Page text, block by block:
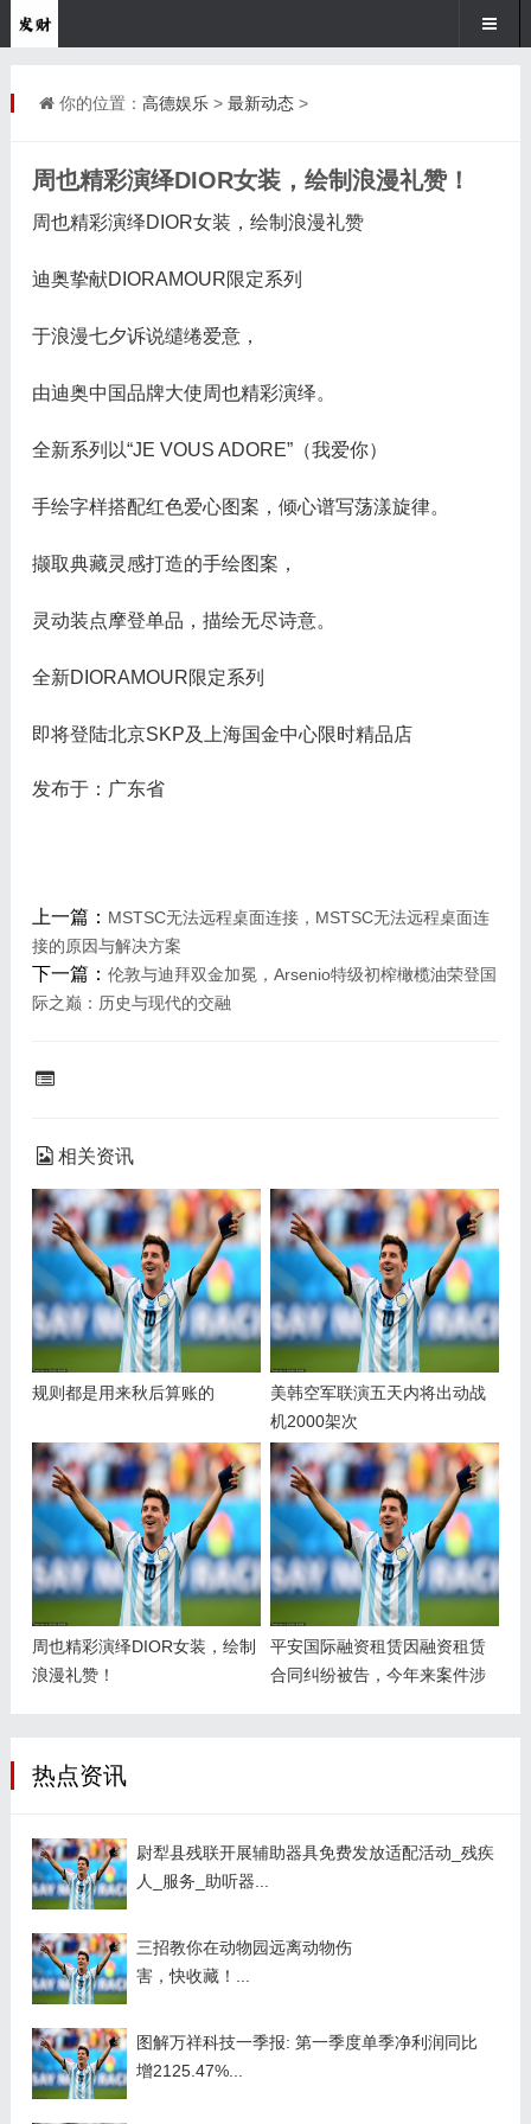
你的位置： 高德娱乐> 最新动态>
周也精彩演绎DIOR女装，绘制浪漫礼赞！
周也精彩演绎DIOR女装，绘制浪漫礼赞
迪奥挚献DIORAMOUR限定系列
于浪漫七夕诉说缱绻爱意，
由迪奥中国品牌大使周也精彩演绎。
全新系列以“JE VOUS ADORE”（我爱你）
手绘字样搭配红色爱心图案，倾心谱写荡漾旋律。
撷取典藏灵感打造的手绘图案，
灵动装点摩登单品，描绘无尽诗意。
全新DIORAMOUR限定系列
即将登陆北京SKP及上海国金中心限时精品店
发布于：广东省
上一篇： MSTSC无法远程桌面连接，MSTSC无法远程桌面连
接的原因与解决方案
下一篇： 伦敦与迪拜双金加冕，Arsenio特级初榨橄榄油荣登国
际之巅：历史与现代的交融
相关资讯
规则都是用来秋后算账的
美韩空军联演五天内将出动战
机2000架次
周也精彩演绎DIOR女装，绘制
浪漫礼赞！
平安国际融资租赁因融资租赁
合同纠纷被告，今年来案件涉
热点资讯
尉犁县残联开展辅助器具免费发放适配活动_残疾
人_服务_助听器...
三招教你在动物园远离动物伤
害，快收藏！...
图解万祥科技一季报: 第一季度单季净利润同比
增2125.47%...